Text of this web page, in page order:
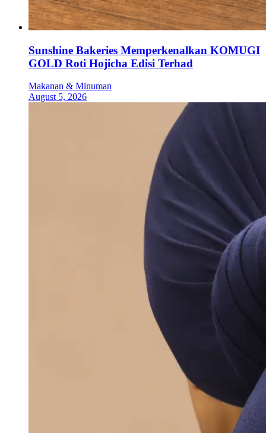
Sunshine Bakeries Memperkenalkan KOMUGI
GOLD Roti Hojicha Edisi Terhad
Makanan & Minuman
August 5, 2026